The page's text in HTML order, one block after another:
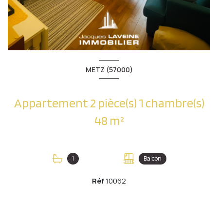
METZ (57000)
Appartement 2 pièce(s) 1 chambre(s)
48 m²
1 Balcon
Réf10062